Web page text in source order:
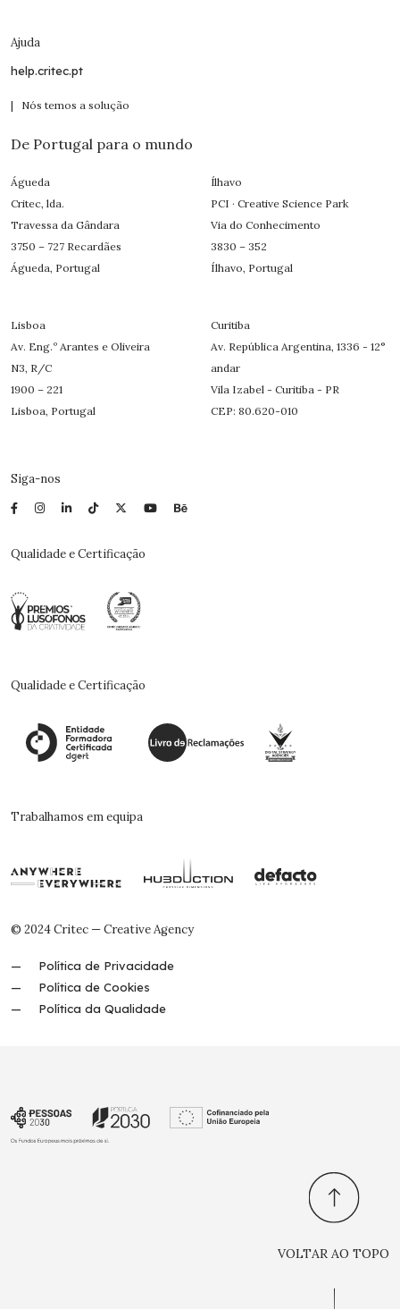
Ajuda
help.critec.pt
| Nós temos a solução
De Portugal para o mundo
Águeda
Critec, lda.
Travessa da Gândara
3750 – 727 Recardães
Águeda, Portugal
Ílhavo
PCI · Creative Science Park
Via do Conhecimento
3830 – 352
Ílhavo, Portugal
Lisboa
Av. Eng.º Arantes e Oliveira
N3, R/C
1900 – 221
Lisboa, Portugal
Curitiba
Av. República Argentina, 1336 - 12°
andar
Vila Izabel - Curitiba - PR
CEP: 80.620-010
Siga-nos
Qualidade e Certificação
Qualidade e Certificação
Trabalhamos em equipa
© 2024 Critec — Creative Agency
Política de Privacidade
Política de Cookies
Política da Qualidade
VOLTAR AO TOPO